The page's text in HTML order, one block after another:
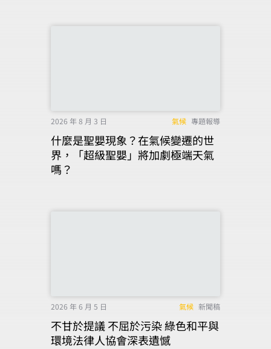
2026 年 8 月 3 日 氣候 專題報導
什麼是聖嬰現象？在氣候變遷的世
界，「超級聖嬰」將加劇極端天氣
嗎？
2026 年 6 月 5 日 氣候 新聞稿
不甘於提議 不屈於污染 綠色和平與
環境法律人協會深表遺憾